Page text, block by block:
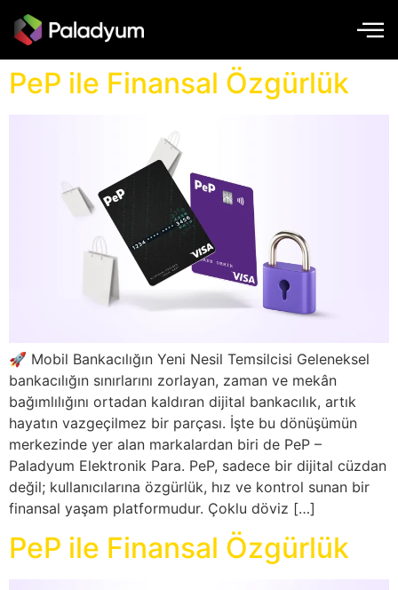
PeP ile Finansal Özgürlük
🚀 Mobil Bankacılığın Yeni Nesil Temsilcisi Geleneksel
bankacılığın sınırlarını zorlayan, zaman ve mekân
bağımlılığını ortadan kaldıran dijital bankacılık, artık
hayatın vazgeçilmez bir parçası. İşte bu dönüşümün
merkezinde yer alan markalardan biri de PeP –
Paladyum Elektronik Para. PeP, sadece bir dijital cüzdan
değil; kullanıcılarına özgürlük, hız ve kontrol sunan bir
finansal yaşam platformudur. Çoklu döviz […]
PeP ile Finansal Özgürlük